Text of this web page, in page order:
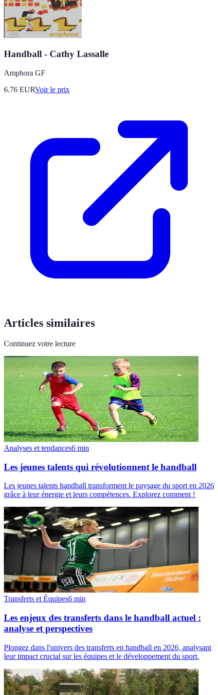
Handball - Cathy Lassalle
Amphora GF
6.76 EURVoir le prix
Articles similaires
Continuez votre lecture
Analyses et tendances6 min
Les jeunes talents qui révolutionnent le handball
Les jeunes talents handball transforment le paysage du sport en 2026
grâce à leur énergie et leurs compétences. Explorez comment !
Transferts et Équipes6 min
Les enjeux des transferts dans le handball actuel :
analyse et perspectives
Plongez dans l'univers des transferts en handball en 2026, analysant
leur impact crucial sur les équipes et le développement du sport.